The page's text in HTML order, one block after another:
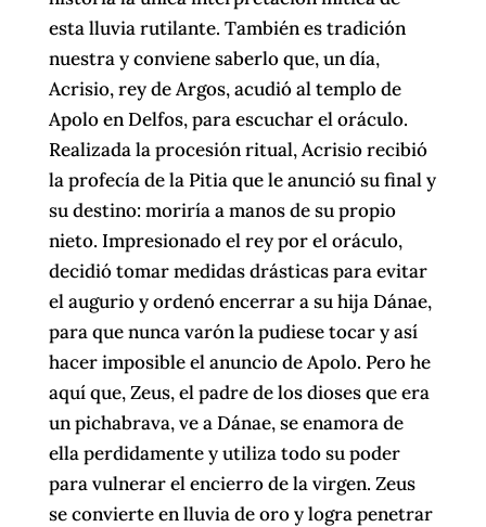
esta lluvia rutilante. También es tradición
nuestra y conviene saberlo que, un día,
Acrisio, rey de Argos, acudió al templo de
Apolo en Delfos, para escuchar el oráculo.
Realizada la procesión ritual, Acrisio recibió
la profecía de la Pitia que le anunció su final y
su destino: moriría a manos de su propio
nieto. Impresionado el rey por el oráculo,
decidió tomar medidas drásticas para evitar
el augurio y ordenó encerrar a su hija Dánae,
para que nunca varón la pudiese tocar y así
hacer imposible el anuncio de Apolo. Pero he
aquí que, Zeus, el padre de los dioses que era
un pichabrava, ve a Dánae, se enamora de
ella perdidamente y utiliza todo su poder
para vulnerar el encierro de la virgen. Zeus
se convierte en lluvia de oro y logra penetrar